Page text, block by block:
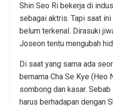
Shin Seo Ri bekerja di
sebagai aktris. Tapi saat
belum terkenal. Dirasuki
Joseon tentu mengubah
Di saat yang sama ada
bernama Cha Se Kye (Heo
sombong dan kasar. Sebab
harus berhadapan dengan